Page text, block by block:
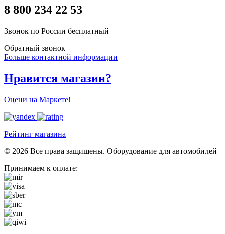
8 800 234 22 53
Звонок по России бесплатный
Обратный звонок
Больше контактной информации
Нравится магазин?
Оцени на Маркете!
Рейтинг магазина
© 2026 Все права защищены. Оборудование для автомобилей
Принимаем к оплате: